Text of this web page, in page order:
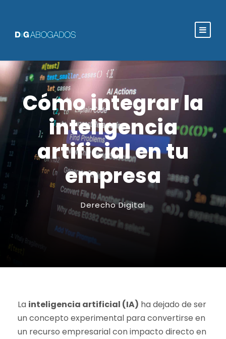
Cómo integrar la
inteligencia
artificial en tu
empresa
Derecho Digital
La inteligencia artificial (IA) ha dejado de ser
un concepto experimental para convertirse en
un recurso empresarial con impacto directo en